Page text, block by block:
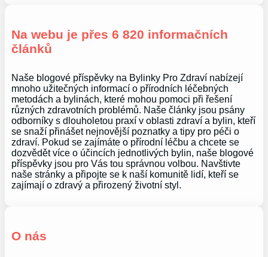
Na webu je přes 6 820 informačních
článků
Naše blogové příspěvky na Bylinky Pro Zdraví nabízejí
mnoho užitečných informací o přírodních léčebných
metodách a bylinách, které mohou pomoci při řešení
různých zdravotních problémů. Naše články jsou psány
odborníky s dlouholetou praxí v oblasti zdraví a bylin, kteří
se snaží přinášet nejnovější poznatky a tipy pro péči o
zdraví. Pokud se zajímáte o přírodní léčbu a chcete se
dozvědět více o účincích jednotlivých bylin, naše blogové
příspěvky jsou pro Vás tou správnou volbou. Navštivte
naše stránky a připojte se k naší komunitě lidí, kteří se
zajímají o zdravý a přirozený životní styl.
O nás